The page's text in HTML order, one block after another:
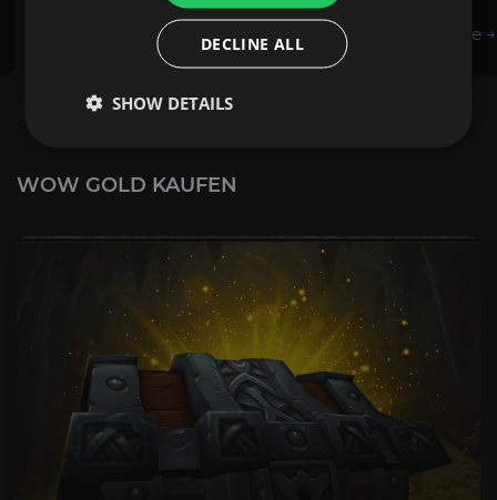
WOW GOLD KAUFEN
DECLINE ALL
SHOW DETAILS